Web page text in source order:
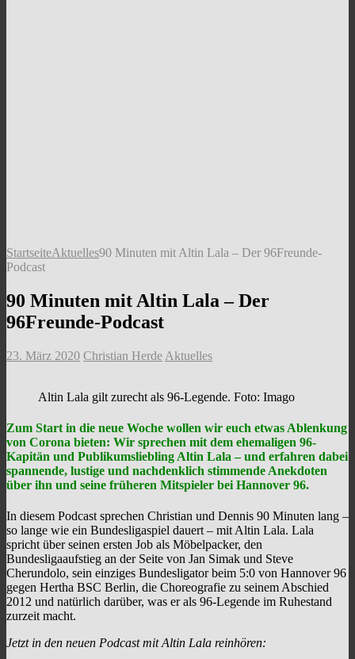
StartseiteAktuelles90 Minuten mit Altin Lala – Der 96Freunde-
Podcast
90 Minuten mit Altin Lala – Der
96Freunde-Podcast
23. März 2020 Christian Herde Aktuelles
Altin Lala gilt zurecht als 96-Legende. Foto: Imago
Zum Start in die neue Woche wollen wir euch etwas Ablenkung
von Corona bieten: Wir sprechen mit dem ehemaligen 96-
Kapitän und Publikumsliebling Altin Lala – und erfahren dabei
spannende, lustige und nachdenklich stimmende Anekdoten
über ihn und seine früheren Mitspieler bei Hannover 96.
In diesem Podcast sprechen Christian und Dennis 90 Minuten lang –
so lange wie ein Bundesligaspiel dauert – mit Altin Lala. Lala
spricht über seinen ersten Job als Möbelpacker, den
Bundesligaaufstieg an der Seite von Jan Simak und Steve
Cherundolo, sein einziges Bundesligator beim 5:0 von Hannover 96
gegen Hertha BSC Berlin, die Choreografie zu seinem Abschied
2012 und natürlich darüber, was er als 96-Legende im Ruhestand
zurzeit macht.
Jetzt in den neuen Podcast mit Altin Lala reinhören: